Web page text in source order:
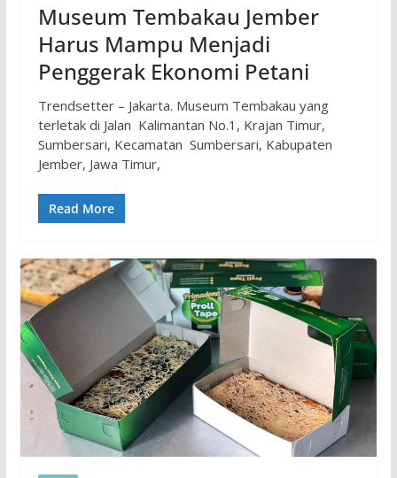
Museum Tembakau Jember
Harus Mampu Menjadi
Penggerak Ekonomi Petani
Trendsetter – Jakarta. Museum Tembakau yang
terletak di Jalan Kalimantan No.1, Krajan Timur,
Sumbersari, Kecamatan Sumbersari, Kabupaten
Jember, Jawa Timur,
Read More